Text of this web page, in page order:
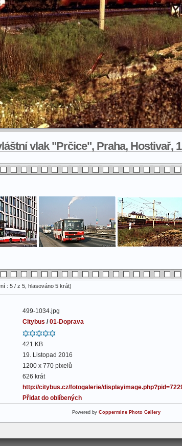
vlak "Prčice", Praha, Hostivař,
: 5 / z 5, hlasováno 5 krát)
499-1034.jpg
Citybus /01-Doprava
421 KB
19. Listopad 2016
1200 x 770 pixelů
626 krát
http://citybus.cz/fotogalerie/
Přidat do oblíbených
Powered by Coppermine Photo Gallery